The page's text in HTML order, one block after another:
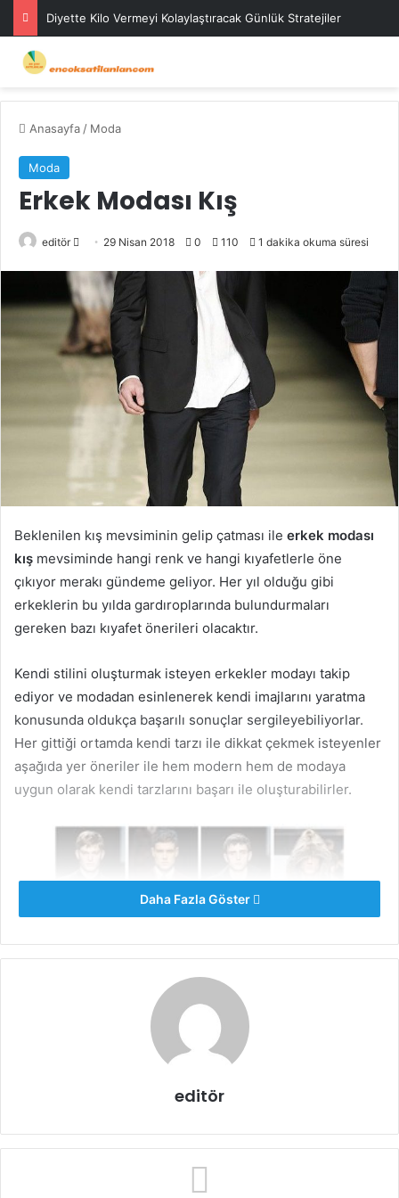
Diyette Kilo Vermeyi Kolaylaştıracak Günlük Stratejiler
Anasayfa / Moda
Moda
Erkek Modası Kış
editör
posta
göndermek
29 Nisan 2018 0 110 1 dakika okuma süresi
Beklenilen kış mevsiminin gelip çatması ile erkek modası
kış mevsiminde hangi renk ve hangi kıyafetlerle öne
çıkıyor merakı gündeme geliyor. Her yıl olduğu gibi
erkeklerin bu yılda gardıroplarında bulundurmaları
gereken bazı kıyafet önerileri olacaktır.
Kendi stilini oluşturmak isteyen erkekler modayı takip
ediyor ve modadan esinlenerek kendi imajlarını yaratma
konusunda oldukça başarılı sonuçlar sergileyebiliyorlar.
Her gittiği ortamda kendi tarzı ile dikkat çekmek isteyenler
aşağıda yer öneriler ile hem modern hem de modaya
uygun olarak kendi tarzlarını başarı ile oluşturabilirler.
Erkek Modasında Son Durum
Daha Fazla Göster
editör